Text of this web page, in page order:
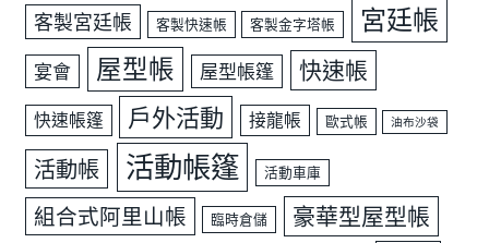
客製宮廷帳 客製快速帳 客製金字塔帳 宮廷帳
宴會 屋型帳 屋型帳篷 快速帳
快速帳篷 戶外活動 接龍帳 歐式帳 油布沙袋
活動帳 活動帳篷 活動車庫
組合式阿里山帳 臨時倉儲 豪華型屋型帳